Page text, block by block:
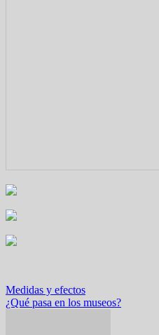
Navegación
de
Medidas y efectos
¿Qué pasa en los museos?